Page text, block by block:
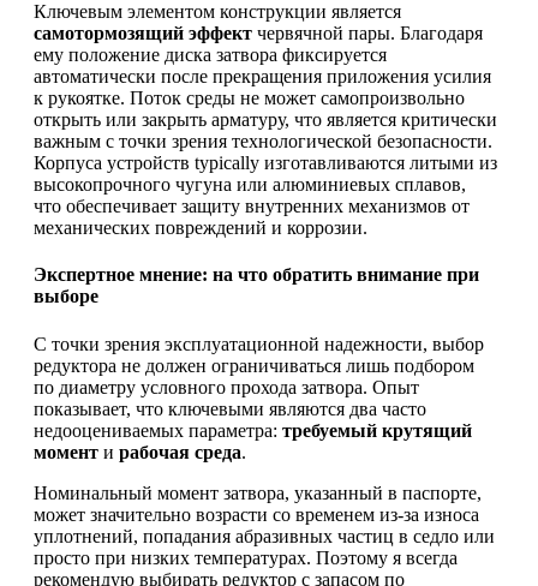
Ключевым элементом конструкции является
самотормозящий эффект червячной пары. Благодаря
ему положение диска затвора фиксируется
автоматически после прекращения приложения усилия
к рукоятке. Поток среды не может самопроизвольно
открыть или закрыть арматуру, что является критически
важным с точки зрения технологической безопасности.
Корпуса устройств typically изготавливаются литыми из
высокопрочного чугуна или алюминиевых сплавов,
что обеспечивает защиту внутренних механизмов от
механических повреждений и коррозии.
Экспертное мнение: на что обратить внимание при
выборе
С точки зрения эксплуатационной надежности, выбор
редуктора не должен ограничиваться лишь подбором
по диаметру условного прохода затвора. Опыт
показывает, что ключевыми являются два часто
недооцениваемых параметра: требуемый крутящий
момент и рабочая среда.
Номинальный момент затвора, указанный в паспорте,
может значительно возрасти со временем из-за износа
уплотнений, попадания абразивных частиц в седло или
просто при низких температурах. Поэтому я всегда
рекомендую выбирать редуктор с запасом по